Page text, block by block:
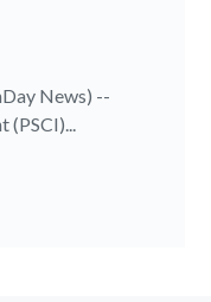
News) --
(PSCI)...